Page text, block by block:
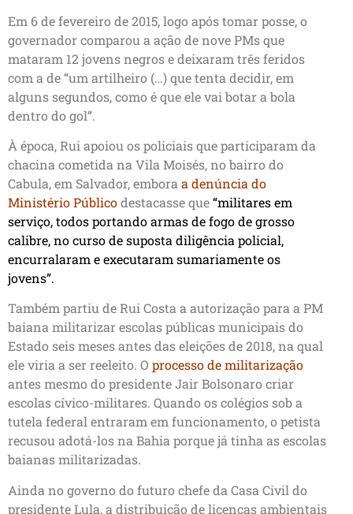
Em 6 de fevereiro de 2015, logo após tomar posse, o
governador comparou a ação de nove PMs que
mataram 12 jovens negros e deixaram três feridos
com a de “um artilheiro (…) que tenta decidir, em
alguns segundos, como é que ele vai botar a bola
dentro do gol”.
À época, Rui apoiou os policiais que participaram da
chacina cometida na Vila Moisés, no bairro do
Cabula, em Salvador, embora a denúncia do
Ministério Públicodestacasse que“militares em
serviço, todos portando armas de fogo de grosso
calibre, no curso de suposta diligência policial,
encurralaram e executaram sumariamente os
jovens”.
Também partiu de Rui Costa a autorização para a PM
baiana militarizar escolas públicas municipais do
Estado seis meses antes das eleições de 2018, na qual
ele viria a ser reeleito. O processo de militarização
antes mesmo do presidente Jair Bolsonaro criar
escolas cívico-militares. Quando os colégios sob a
tutela federal entraram em funcionamento, o petista
recusou adotá-los na Bahia porque já tinha as escolas
baianas militarizadas.
Ainda no governo do futuro chefe da Casa Civil do
presidente Lula, a distribuição de licenças ambientais